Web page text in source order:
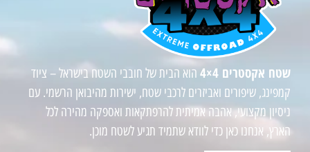
שטח אקסטרים 4×4
הוא הבית של חובבי השטח בישראל – ציוד
קמפינג, שיפורים ואביזרים לרכבי שטח, ישירות מהיבואן הרשמי. עם
ניסיון מקצועי, אהבה אמיתית להרפתקאות ואספקה מהירה לכל
הארץ, אנחנו כאן כדי לוודא שתמיד תגיע לשטח מוכן.